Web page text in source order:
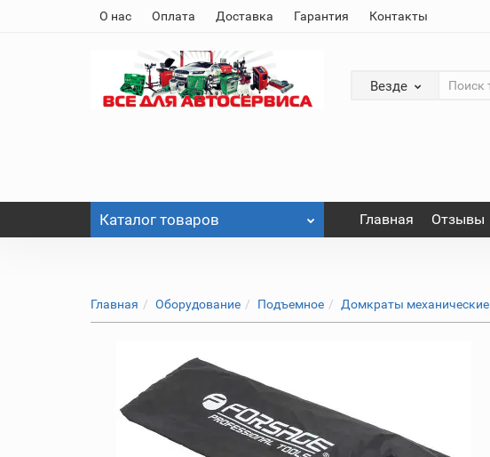
О нас Оплата Доставка Гарантия Контакты
Везде
Каталог товаров Главная Отзывы
Главная Оборудование Подъемное Домкраты механические